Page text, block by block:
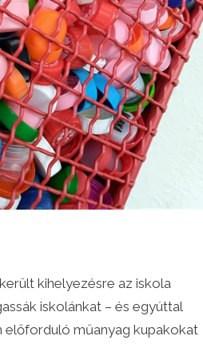
kihelyezésre az iskola
iskolánkat – és egyúttal
előforduló műanyag kupakokat